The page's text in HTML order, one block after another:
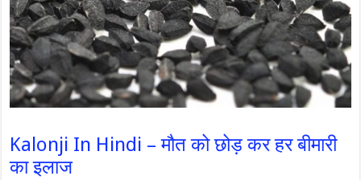
Kalonji In Hindi – मौत को छोड़ कर हर बीमारी
का इलाज